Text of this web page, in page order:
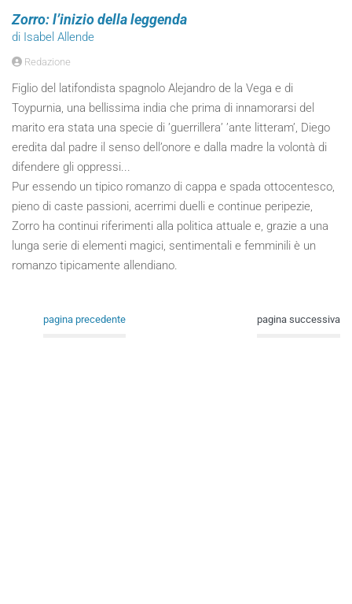
Zorro: l’inizio della leggenda
di Isabel Allende
Redazione
Figlio del latifondista spagnolo Alejandro de la Vega e di
Toypurnia, una bellissima india che prima di innamorarsi del
marito era stata una specie di ’guerrillera’ ’ante litteram’, Diego
eredita dal padre il senso dell’onore e dalla madre la volontà di
difendere gli oppressi...
Pur essendo un tipico romanzo di cappa e spada ottocentesco,
pieno di caste passioni, acerrimi duelli e continue peripezie,
Zorro ha continui riferimenti alla politica attuale e, grazie a una
lunga serie di elementi magici, sentimentali e femminili è un
romanzo tipicamente allendiano.
pagina precedente pagina successiva